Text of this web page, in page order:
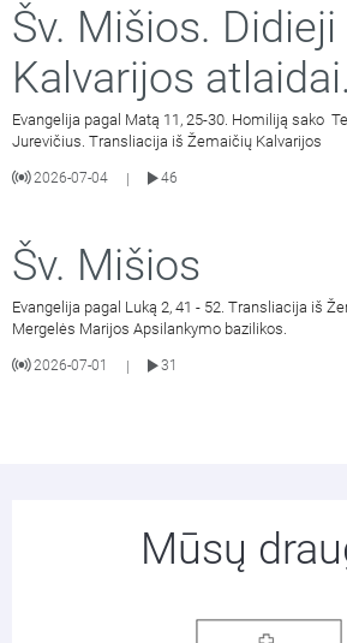
Šv. Mišios.
Kalvarijos atlaidai.
Evangelija pagal Matą 11, 25-30. Homiliją sako
Jurevičius. Transliacija iš Žemaičių Kalvarijos
2026-07-04 |
46
Šv. Mišios
Evangelija pagal Luką 2, 41 - 52. Transliacija iš
Mergelės Marijos Apsilankymo bazilikos.
2026-07-01 | 31
Mūsų